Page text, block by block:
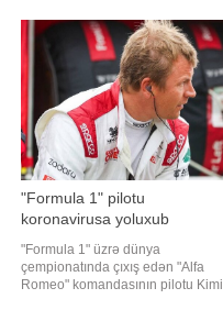
2:1. Mahir Emreli iki oyunda üst-
üstə 3 qol, avrokuboklarda isə
ümumilikd
"Formula 1" pilotu
koronavirusa yoluxub
"Formula 1" üzrə dünya
çempionatında çıxış edən "Alfa
Romeo" komandasının pilotu Kimi